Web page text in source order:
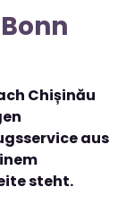
Chișinău
aus
steht.